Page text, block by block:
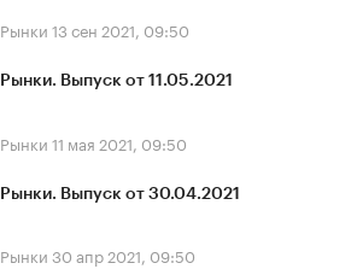
Рынки 13 сен 2021, 09:50
Рынки. Выпуск от 11.05.2021
Рынки 11 мая 2021, 09:50
Рынки. Выпуск от 30.04.2021
Рынки 30 апр 2021, 09:50